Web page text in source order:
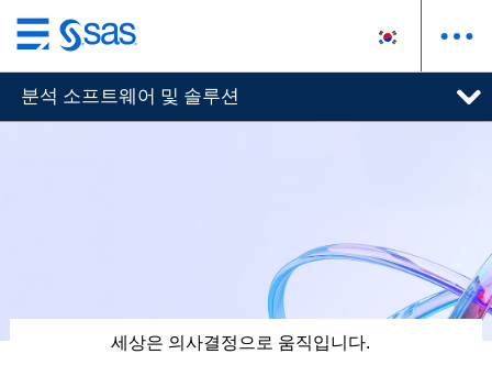
메
인
컨
텐
분석 소프트웨어 및 솔루션
세상은 의사결정으로 움직입니다.